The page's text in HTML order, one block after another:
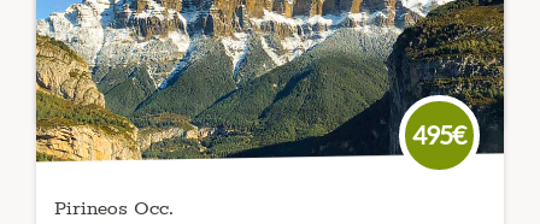
el paisaje kárstico de Larra. ¡Vente a conocerlo con
Amadablam Aventura!
CÓDIGO VIAJE: 003SES
495€
Pirineos Occ.